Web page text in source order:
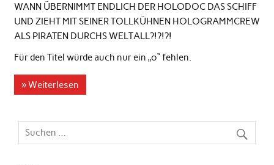
WANN ÜBERNIMMT ENDLICH DER HOLODOC DAS SCHIFF
UND ZIEHT MIT SEINER TOLLKÜHNEN HOLOGRAMMCREW
ALS PIRATEN DURCHS WELTALL?!?!?!
Für den Titel würde auch nur ein „o“ fehlen.
» Weiterlesen